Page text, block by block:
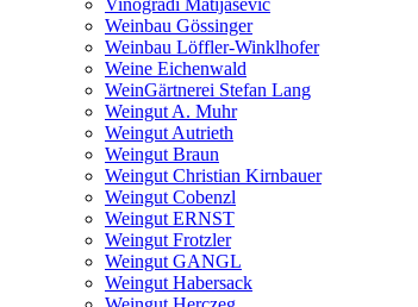
Vinogradi Matijašević
Weinbau Gössinger
Weinbau Löffler-Winklhofer
Weine Eichenwald
WeinGärtnerei Stefan Lang
Weingut A. Muhr
Weingut Autrieth
Weingut Braun
Weingut Christian Kirnbauer
Weingut Cobenzl
Weingut ERNST
Weingut Frotzler
Weingut GANGL
Weingut Habersack